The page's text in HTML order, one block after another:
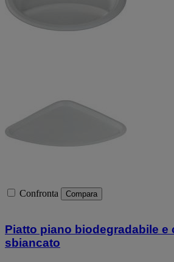
Confronta Compara
Piatto piano biodegradabile e
sbiancato